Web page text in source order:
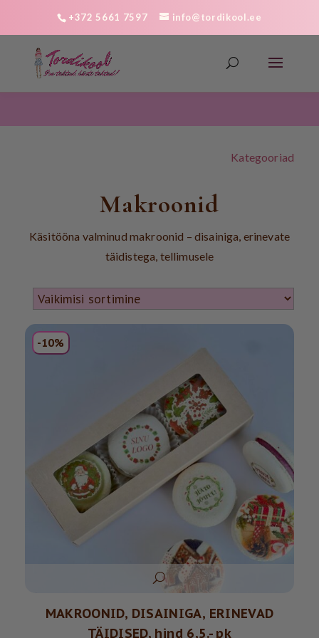
+372 5661 7597 info@tordikool.ee
Kategooriad
Makroonid
Käsitööna valminud makroonid – disainiga, erinevate
täidistega, tellimusele
-10%
MAKROONID, DISAINIGA, ERINEVAD
TÄIDISED, hind 6,5.- pk